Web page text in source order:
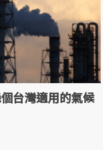
台灣適用的氣候